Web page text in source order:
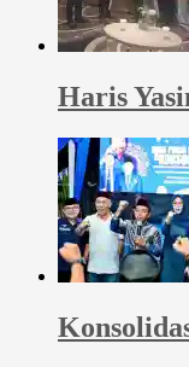
Haris